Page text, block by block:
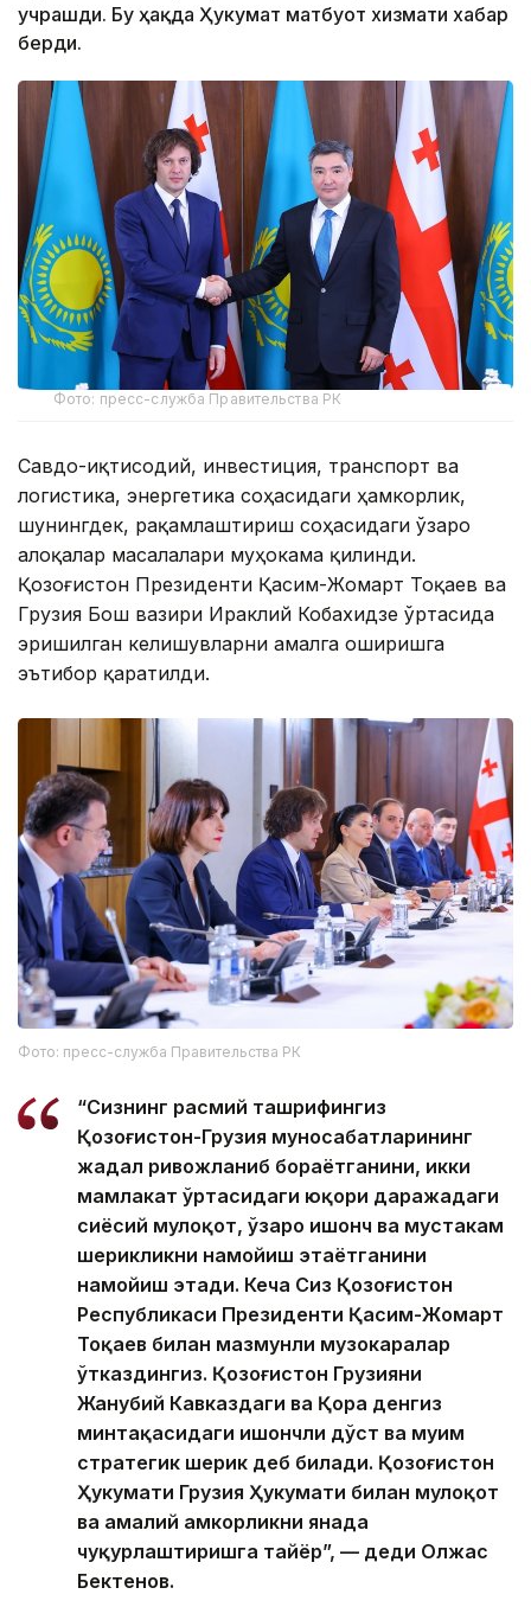
учрашди. Бу ҳақда Ҳукумат матбуот хизмати хабар
берди.
Фото: пресс-служба Правительства РК
Савдо-иқтисодий, инвестиция, транспорт ва
логистика, энергетика соҳасидаги ҳамкорлик,
шунингдек, рақамлаштириш соҳасидаги ўзаро
алоқалар масалалари муҳокама қилинди.
Қозоғистон Президенти Қасим-Жомарт Тоқаев ва
Грузия Бош вазири Ираклий Кобахидзе ўртасида
эришилган келишувларни амалга оширишга
эътибор қаратилди.
Фото: пресс-служба Правительства РК
“Сизнинг расмий ташрифингиз
Қозоғистон-Грузия муносабатларининг
жадал ривожланиб бораётганини, икки
мамлакат ўртасидаги юқори даражадаги
сиёсий мулоқот, ўзаро ишонч ва мустаҳкам
шерикликни намойиш этаётганини
намойиш этади. Кеча Сиз Қозоғистон
Республикаси Президенти Қасим-Жомарт
Тоқаев билан мазмунли музокаралар
ўтказдингиз. Қозоғистон Грузияни
Жанубий Кавказдаги ва Қора денгиз
минтақасидаги ишончли дўст ва муҳим
стратегик шерик деб билади. Қозоғистон
Ҳукумати Грузия Ҳукумати билан мулоқот
ва амалий ҳамкорликни янада
чуқурлаштиришга тайёр”, — деди Олжас
Бектенов.